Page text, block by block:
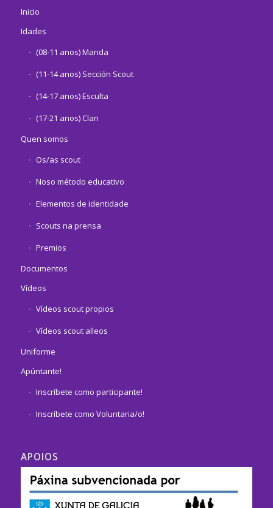
Inicio
Idades
(08-11 anos) Manda
(11-14 anos) Sección Scout
(14-17 anos) Esculta
(17-21 anos) Clan
Quen somos
Os/as scout
Noso método educativo
Elementos de identidade
Scouts na prensa
Premios
Documentos
Vídeos
Vídeos scout propios
Vídeos scout alleos
Uniforme
Apúntante!
Inscríbete como participante!
Inscríbete como Voluntaria/o!
APOIOS